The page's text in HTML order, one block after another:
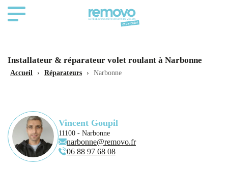
Installateur & réparateur volet roulant à Narbonne
Accueil › Réparateurs › Narbonne
Vincent Goupil
11100 - Narbonne
narbonne@removo.fr
06 88 97 68 08